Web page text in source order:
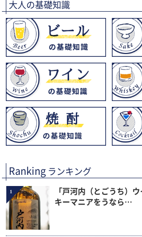
大人の基礎知識
Ranking ランキング
1
「戸河内（とごうち）
キーマニアをうなら…